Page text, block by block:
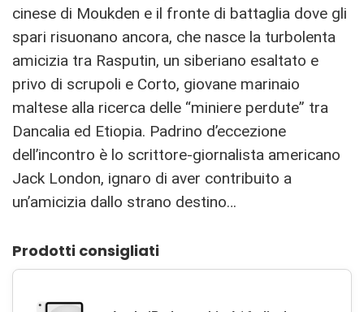
cinese di Moukden e il fronte di battaglia dove gli
spari risuonano ancora, che nasce la turbolenta
amicizia tra Rasputin, un siberiano esaltato e
privo di scrupoli e Corto, giovane marinaio
maltese alla ricerca delle “miniere perdute” tra
Dancalia ed Etiopia. Padrino d’eccezione
dell’incontro è lo scrittore-giornalista americano
Jack London, ignaro di aver contribuito a
un’amicizia dallo strano destino…
Prodotti consigliati